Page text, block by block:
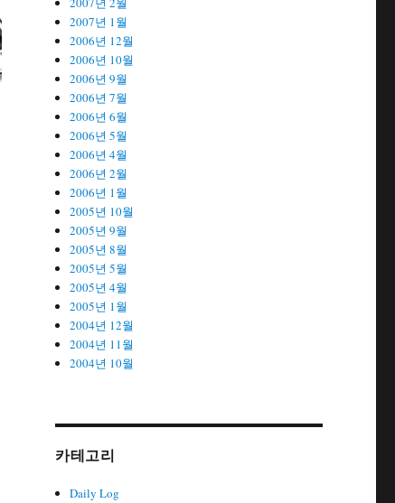
2007년 1월
2006년 12월
2006년 10월
2006년 9월
2006년 7월
2006년 6월
2006년 5월
2006년 4월
2006년 2월
2006년 1월
2005년 10월
2005년 9월
2005년 8월
2005년 5월
2005년 4월
2005년 1월
2004년 12월
2004년 11월
2004년 10월
카테고리
Daily Log